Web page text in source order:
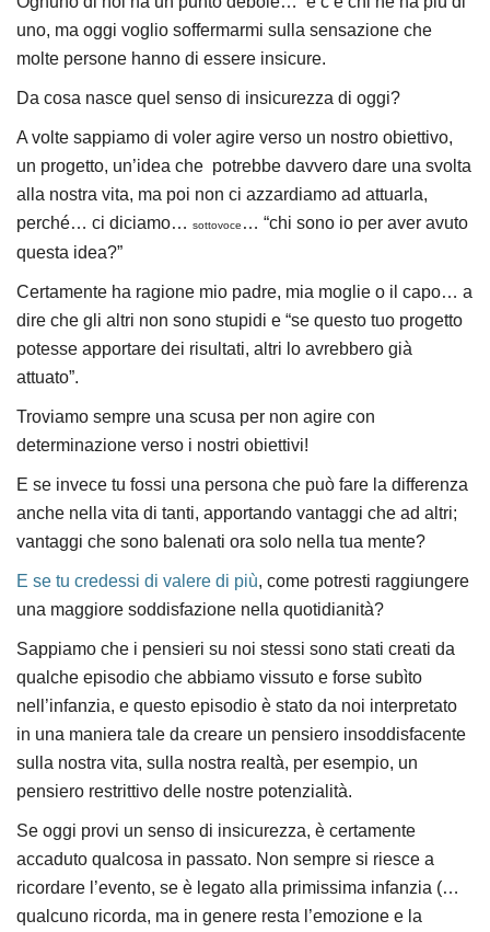
uno, ma oggi voglio soffermarmi sulla sensazione che
molte persone hanno di essere insicure.
Da cosa nasce quel senso di insicurezza di oggi?
A volte sappiamo di voler agire verso un nostro obiettivo,
un progetto, un’idea che potrebbe davvero dare una svolta
alla nostra vita, ma poi non ci azzardiamo ad attuarla,
perché… ci diciamo… sottovoce … “chi sono io per aver avuto
questa idea?”
Certamente ha ragione mio padre, mia moglie o il capo… a
dire che gli altri non sono stupidi e “se questo tuo progetto
potesse apportare dei risultati, altri lo avrebbero già
attuato”.
Troviamo sempre una scusa per non agire con
determinazione verso i nostri obiettivi!
E se invece tu fossi una persona che può fare la differenza
anche nella vita di tanti, apportando vantaggi che ad altri;
vantaggi che sono balenati ora solo nella tua mente?
E se tu credessi di valere di più, come potresti raggiungere
una maggiore soddisfazione nella quotidianità?
Sappiamo che i pensieri su noi stessi sono stati creati da
qualche episodio che abbiamo vissuto e forse subìto
nell’infanzia, e questo episodio è stato da noi interpretato
in una maniera tale da creare un pensiero insoddisfacente
sulla nostra vita, sulla nostra realtà, per esempio, un
pensiero restrittivo delle nostre potenzialità.
Se oggi provi un senso di insicurezza, è certamente
accaduto qualcosa in passato. Non sempre si riesce a
ricordare l’evento, se è legato alla primissima infanzia (…
qualcuno ricorda, ma in genere resta l’emozione e la